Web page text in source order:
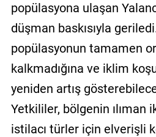
popülasyona ulaşan
düşman baskısıyla
popülasyonun tamamen
kalkmadığına ve iklim
yeniden artış
Yetkililer, bölgenin ılıman
istilacı türler için elverişli